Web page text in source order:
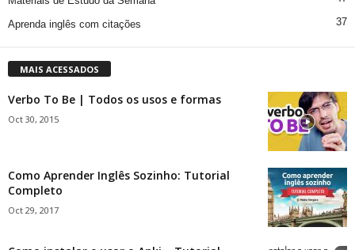
Aprenda inglês com citações 37
MAIS ACESSADOS
Verbo To Be | Todos os usos e formas
Oct 30, 2015
Como Aprender Inglês Sozinho: Tutorial
Completo
Oct 29, 2017